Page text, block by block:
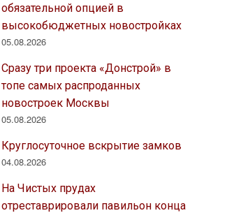
обязательной опцией в
высокобюджетных новостройках
05.08.2026
Сразу три проекта «Донстрой» в
топе самых распроданных
новостроек Москвы
05.08.2026
Круглосуточное вскрытие замков
04.08.2026
На Чистых прудах
отреставрировали павильон конца